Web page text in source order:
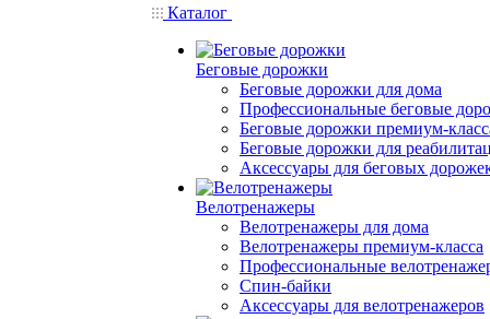
Каталог
Беговые дорожки
Беговые дорожки для дома
Профессиональные беговые
Беговые дорожки премиум-
Беговые дорожки для
Аксессуары для беговых
Велотренажеры
Велотренажеры для дома
Велотренажеры премиум-класса
Профессиональные
Спин-байки
Аксессуары для велотренажеров